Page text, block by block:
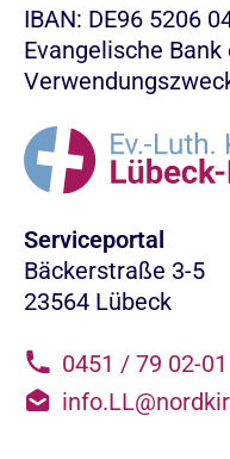
IBAN: DE96 5206
Evangelische Bank
Serviceportal
Bäckerstraße 3-5
23564 Lübeck
0451 / 79 02-01